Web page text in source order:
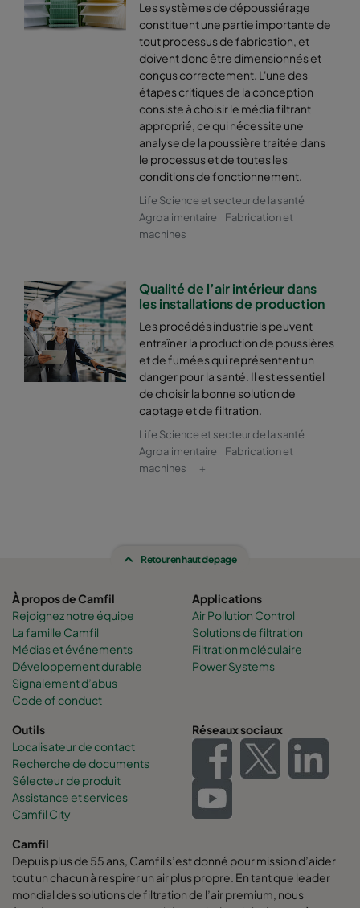
Les systèmes de dépoussiérage
constituent une partie importante de
tout processus de fabrication, et
doivent donc être dimensionnés et
conçus correctement. L'une des
étapes critiques de la conception
consiste à choisir le média filtrant
approprié, ce qui nécessite une
analyse de la poussière traitée dans
le processus et de toutes les
conditions de fonctionnement.
Life Science et secteur de la santé
Agroalimentaire
Fabrication et
machines
Qualité de l’air intérieur dans
les installations de production
Les procédés industriels peuvent
entraîner la production de poussières
et de fumées qui représentent un
danger pour la santé. Il est essentiel
de choisir la bonne solution de
captage et de filtration.
Life Science et secteur de la santé
Agroalimentaire
Fabrication et
machines
+
Retour en haut de page
À propos de Camfil
Rejoignez notre équipe
La famille Camfil
Médias et événements
Développement durable
Signalement d’abus
Code of conduct
Applications
Air Pollution Control
Solutions de filtration
Filtration moléculaire
Power Systems
Outils
Localisateur de contact
Recherche de documents
Sélecteur de produit
Assistance et services
Camfil City
Réseaux sociaux
Camfil
Depuis plus de 55 ans, Camfil s’est donné pour mission d’aider
tout un chacun à respirer un air plus propre. En tant que leader
mondial des solutions de filtration de l’air premium, nous